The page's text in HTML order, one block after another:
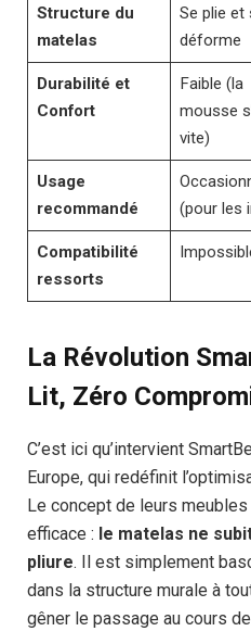
Structure du
matelas
Se plie et
déforme
Durabilité et
Confort
Faible (la
mousse
vite)
Usage
recommandé
(pour les
Compatibilité
ressorts
La Révolution
Lit, Zéro
C’est ici qu’intervient
Europe, qui redéfinit
Le concept de leurs
efficace : le matelas ne
pliure. Il est simplement
dans la structure murale à
gêner le passage au cours